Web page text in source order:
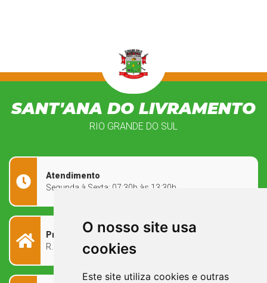
O nosso site usa
cookies
Este site utiliza cookies e outras
SANT'ANA DO LIVRAMENTO
RIO GRANDE DO SUL
Atendimento
Segunda à Sexta: 07:30h às 13:30h
Prefeitura Municipal
R. Rivadávia Corrêa, 858 - Centro - RS, 97573-010